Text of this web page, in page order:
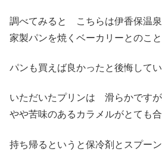
調べてみると こちらは伊香保温
家製パンを焼くベーカリーとのこと
パンも買えば良かったと後悔して
いただいたプリンは 滑らかです
やや苦味のあるカラメルがとても
持ち帰るというと保冷剤とスプー